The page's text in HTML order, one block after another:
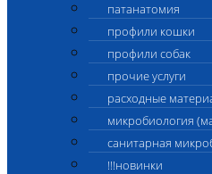
патанатомия
профили кошки
профили собак
прочие услуги
расходные
микробиология
санитарная
!!!новинки